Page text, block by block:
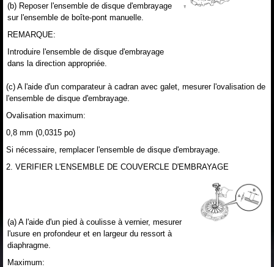
(b) Reposer l'ensemble de disque d'embrayage
sur l'ensemble de boîte-pont manuelle.
REMARQUE:
Introduire l'ensemble de disque d'embrayage
dans la direction appropriée.
(c) A l'aide d'un comparateur à cadran avec galet, mesurer l'ovalisation de
l'ensemble de disque d'embrayage.
Ovalisation maximum:
0,8 mm (0,0315 po)
Si nécessaire, remplacer l'ensemble de disque d'embrayage.
2. VERIFIER L'ENSEMBLE DE COUVERCLE D'EMBRAYAGE
(a) A l'aide d'un pied à coulisse à vernier, mesurer
l'usure en profondeur et en largeur du ressort à
diaphragme.
Maximum: